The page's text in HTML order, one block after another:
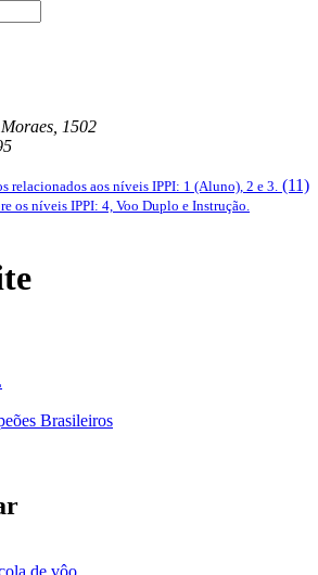
1502
relacionados aos níveis IPPI: 1 (Aluno), 2 e 3. (11)
os níveis IPPI: 4, Voo Duplo e Instrução.
Brasileiros
de vôo